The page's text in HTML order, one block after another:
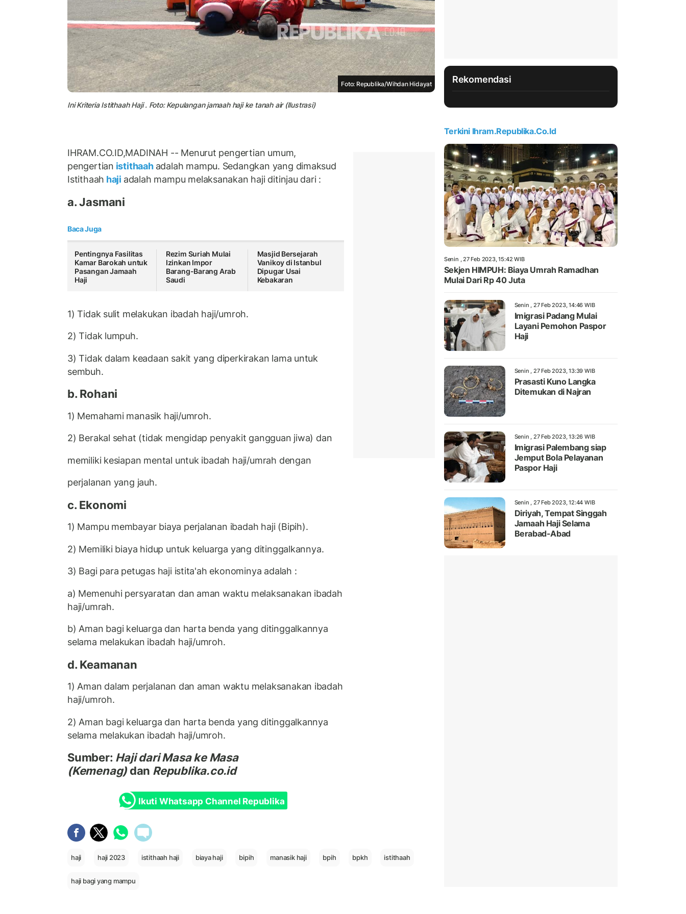
Foto: Republika/Wihdan Hidayat
Ini Kriteria Istithaah Haji . Foto: Kepulangan jamaah haji ke tanah air (Ilustrasi)
IHRAM.CO.ID,MADINAH -- Menurut pengertian umum,
pengertian istithaah adalah mampu. Sedangkan yang dimaksud
Istithaah haji adalah mampu melaksanakan haji ditinjau dari :
a. Jasmani
Baca Juga
Pentingnya Fasilitas
Kamar Barokah untuk
Pasangan Jamaah
Haji
Rezim Suriah Mulai
Izinkan Impor
Barang-Barang Arab
Saudi
Masjid Bersejarah
Vanikoy di Istanbul
Dipugar Usai
Kebakaran
1) Tidak sulit melakukan ibadah haji/umroh.
2) Tidak lumpuh.
3) Tidak dalam keadaan sakit yang diperkirakan lama untuk
sembuh.
b. Rohani
1) Memahami manasik haji/umroh.
2) Berakal sehat (tidak mengidap penyakit gangguan jiwa) dan
memiliki kesiapan mental untuk ibadah haji/umrah dengan
perjalanan yang jauh.
c. Ekonomi
1) Mampu membayar biaya perjalanan ibadah haji (Bipih).
2) Memiliki biaya hidup untuk keluarga yang ditinggalkannya.
3) Bagi para petugas haji istita'ah ekonominya adalah :
a) Memenuhi persyaratan dan aman waktu melaksanakan ibadah
haji/umrah.
b) Aman bagi keluarga dan harta benda yang ditinggalkannya
selama melakukan ibadah haji/umroh.
d. Keamanan
1) Aman dalam perjalanan dan aman waktu melaksanakan ibadah
haji/umroh.
2) Aman bagi keluarga dan harta benda yang ditinggalkannya
selama melakukan ibadah haji/umroh.
Sumber: Haji dari Masa ke Masa
(Kemenag) dan Republika.co.id
Ikuti Whatsapp Channel Republika
haji haji 2023 istithaah haji biaya haji bipih manasik haji bpih bpkh istithaah
haji bagi yang mampu
Rekomendasi
Terkini Ihram.republika.co.id
Senin , 27 Feb 2023, 15:42 WIB
Sekjen HIMPUH: Biaya Umrah Ramadhan
Mulai Dari Rp 40 Juta
Senin , 27 Feb 2023, 14:46 WIB
Imigrasi Padang Mulai
Layani Pemohon Paspor
Haji
Senin , 27 Feb 2023, 13:39 WIB
Prasasti Kuno Langka
Ditemukan di Najran
Senin , 27 Feb 2023, 13:26 WIB
Imigrasi Palembang siap
Jemput Bola Pelayanan
Paspor Haji
Senin , 27 Feb 2023, 12:44 WIB
Diriyah, Tempat Singgah
Jamaah Haji Selama
Berabad-Abad